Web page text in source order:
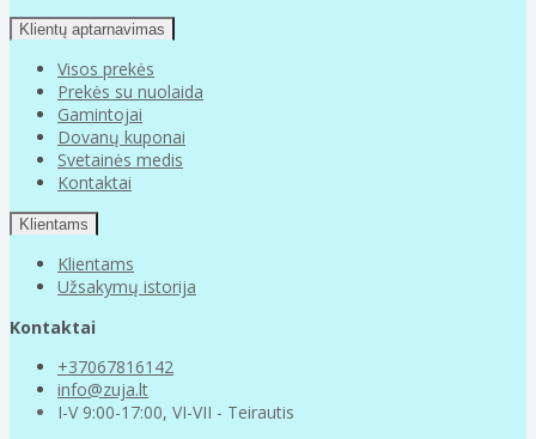
Klientų aptarnavimas
Visos prekės
Prekės su nuolaida
Gamintojai
Dovanų kuponai
Svetainės medis
Kontaktai
Klientams
Klientams
Užsakymų istorija
Kontaktai
+37067816142
info@zuja.lt
I-V 9:00-17:00, VI-VII - Teirautis